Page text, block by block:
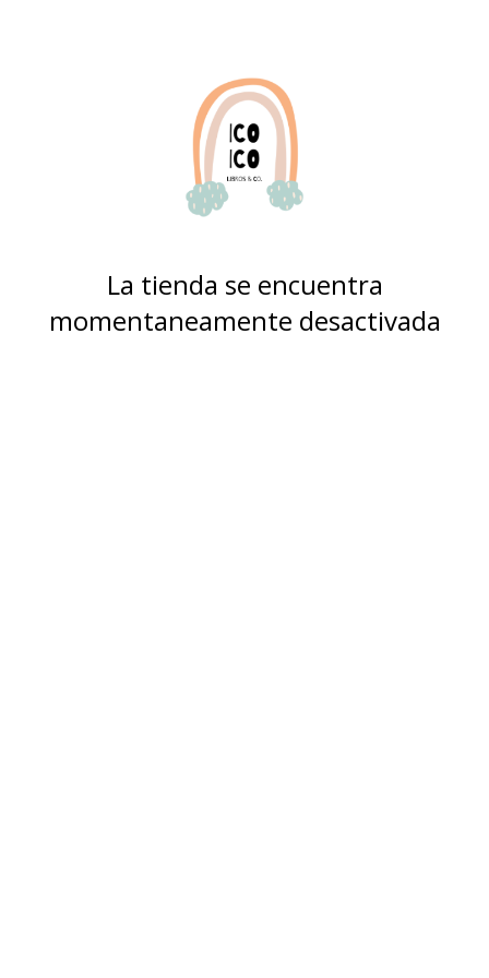
La tienda se encuentra
momentaneamente desactivada